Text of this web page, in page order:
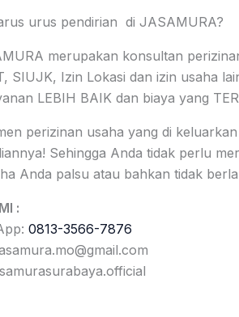
urus pendirian di JASAMURA?
merupakan konsultan
SIUJK, Izin Lokasi dan izin usaha
LEBIH BAIK dan biaya yang
perizinan usaha yang di
Sehingga Anda tidak perlu
Anda palsu atau bahkan tidak
:
0813-3566-7876